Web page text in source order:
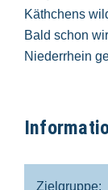
Käthchens
Bald schon
Niederrhein
Zielgruppe: